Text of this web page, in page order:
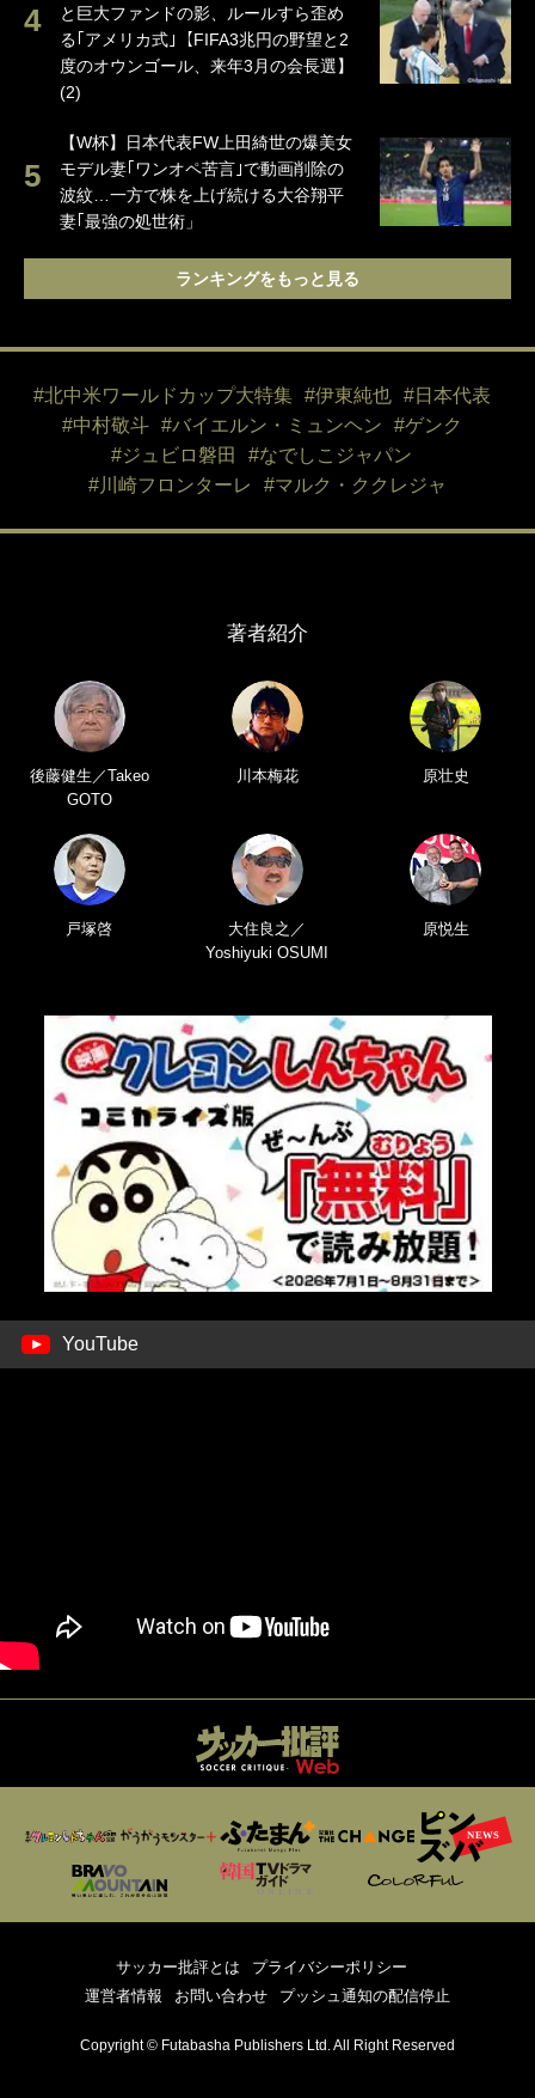
と巨大ファンドの影、ルールすら歪め
る｢アメリカ式｣【FIFA3兆円の野望と2
度のオウンゴール、来年3月の会長選】
(2)
【W杯】日本代表FW上田綺世の爆美女
モデル妻｢ワンオペ苦言｣で動画削除の
波紋…一方で株を上げ続ける大谷翔平
妻｢最強の処世術」
ランキングをもっと見る
#北中米ワールドカップ大特集 #伊東純也
#日本代表
#中村敬斗
#バイエルン・ミュンヘン
#ゲンク
#ジュビロ磐田
#なでしこジャパン
#川崎フロンターレ
#マルク・ククレジャ
著者紹介
後藤健生／Takeo
GOTO
川本梅花 原壮史
戸塚啓
大住良之／
Yoshiyuki OSUMI
原悦生
YouTube
サッカー批評とは
プライバシーポリシー
運営者情報
お問い合わせ プッシュ通知の配信停止
Copyright © Futabasha Publishers Ltd. All Right Reserved